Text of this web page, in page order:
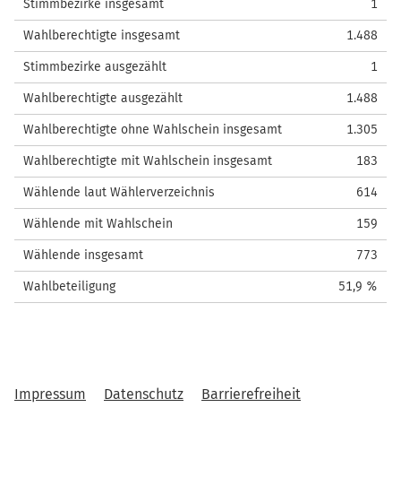
Stimmbezirke insgesamt 1
Wahlberechtigte insgesamt 1.488
Stimmbezirke ausgezählt 1
Wahlberechtigte ausgezählt 1.488
Wahlberechtigte ohne Wahlschein insgesamt 1.305
Wahlberechtigte mit Wahlschein insgesamt 183
Wählende laut Wählerverzeichnis 614
Wählende mit Wahlschein 159
Wählende insgesamt 773
Wahlbeteiligung 51,9 %
Impressum Datenschutz Barrierefreiheit